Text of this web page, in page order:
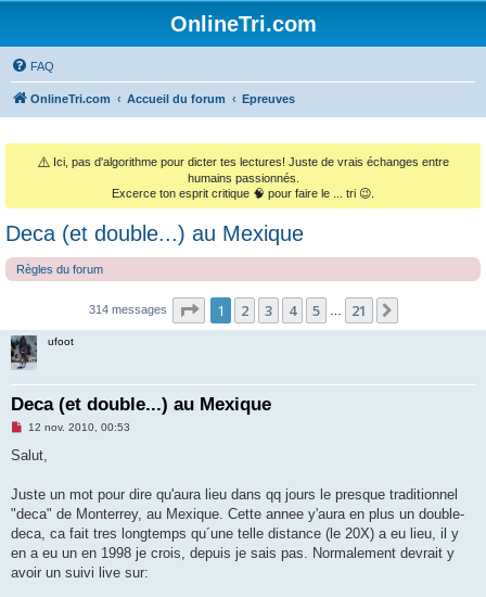
OnlineTri.com
FAQ
OnlineTri.com Accueil du forum Epreuves
⚠️ Ici, pas d'algorithme pour dicter tes lectures! Juste de vrais échanges entre
humains passionnés.
Excerce ton esprit critique 🧠 pour faire le ... tri 😉.
Deca (et double...) au Mexique
Règles du forum
314 messages Page 1sur
1 2 3 4 5 21
ufoot
Deca (et double...) au Mexique
M
s
g
n
o
l
u
12 nov. 2010, 00:53
Salut,
Juste un mot pour dire qu'aura lieu dans qq jours le presque traditionnel
"deca" de Monterrey, au Mexique. Cette annee y'aura en plus un double-
deca, ca fait tres longtemps qu´une telle distance (le 20X) a eu lieu, il y
en a eu un en 1998 je crois, depuis je sais pas. Normalement devrait y
avoir un suivi live sur: